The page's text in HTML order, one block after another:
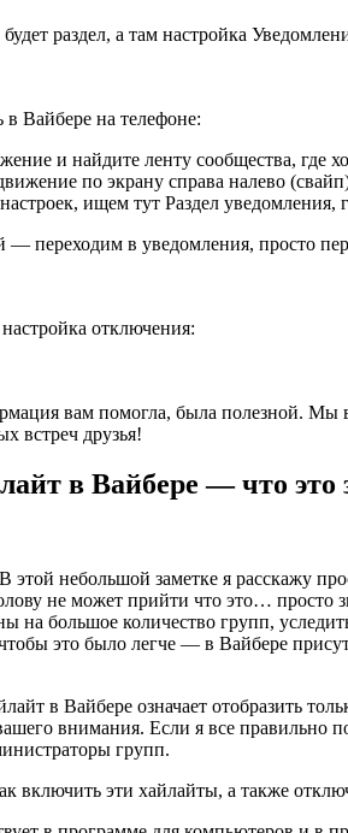
раздел, а там настройка
в Вайбере на телефоне:
и найдите ленту сообщества, где
по экрану справа налево
ищем тут Раздел уведомления,
переходим в уведомления, просто
отключения:
вам помогла, была полезной. Мы
встреч друзья!
в Вайбере — что это
этой небольшой заметке я расскажу
не может прийти что это…
на большое количество групп,
это было легче — в Вайбере
в Вайбере означает отобразить
внимания. Если я все правильно
групп.
включить эти хайлайты, а также